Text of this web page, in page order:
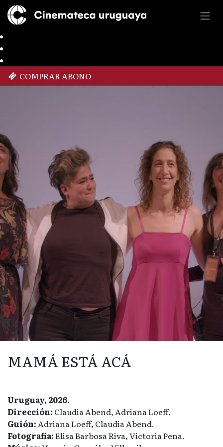
COMPRAR ABONO
MAMÁ ESTÁ ACÁ
Uruguay, 2026.
Dirección: Claudia Abend, Adriana Loeff.
Guión:Adriana Loeff, Claudia Abend.
Fotografía:Elisa Barbosa Riva, Victoria Pena.